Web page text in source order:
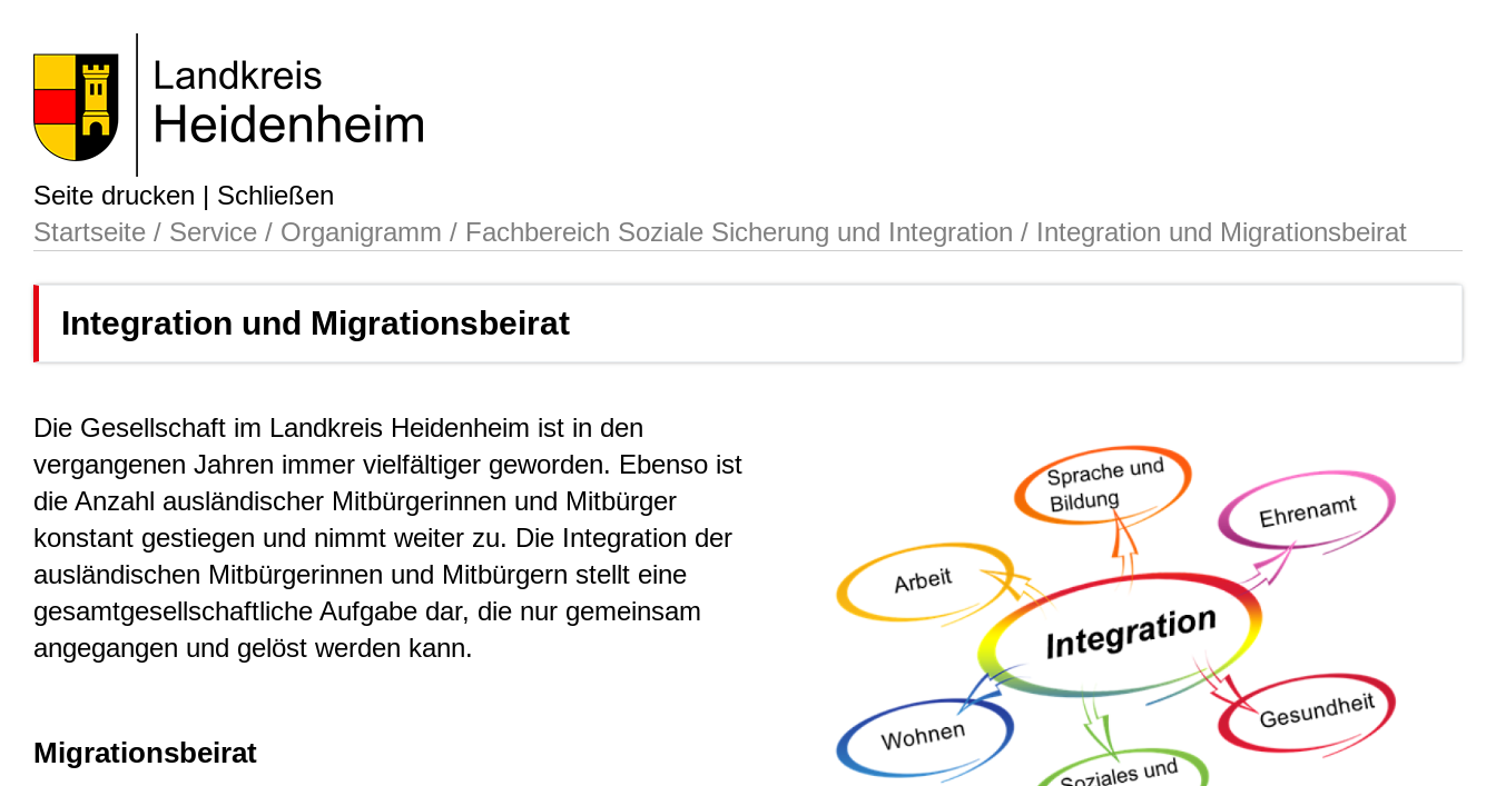
Seite drucken | Schließen
Startseite / Service / Organigramm / Fachbereich Soziale Sicherung und Integration / Integration und Migrationsbeirat
Integration und Migrationsbeirat
Die Gesellschaft im Landkreis Heidenheim ist in den
vergangenen Jahren immer vielfältiger geworden. Ebenso ist
die Anzahl ausländischer Mitbürgerinnen und Mitbürger
konstant gestiegen und nimmt weiter zu. Die Integration der
ausländischen Mitbürgerinnen und Mitbürgern stellt eine
gesamtgesellschaftliche Aufgabe dar, die nur gemeinsam
angegangen und gelöst werden kann.
Migrationsbeirat